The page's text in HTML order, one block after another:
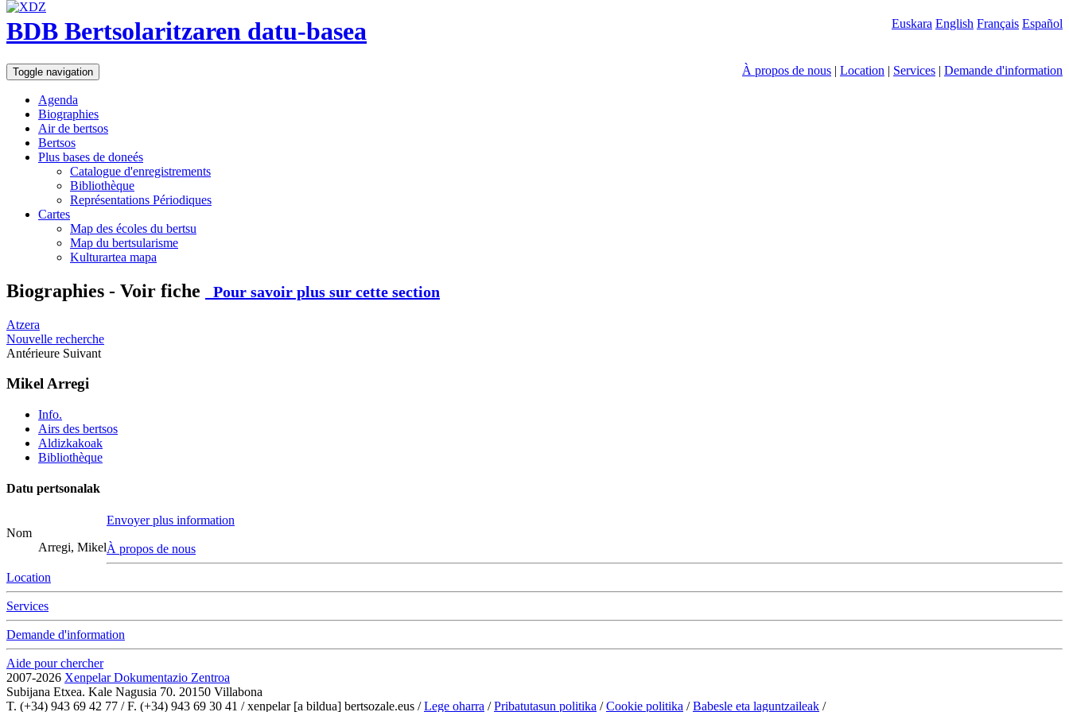
Euskara English Français Español
BDB Bertsolaritzaren datu-basea
À propos de nous | Location | Services | Demande d'information
Toggle navigation
Agenda
Biographies
Air de bertsos
Bertsos
Plus bases de doneés
Catalogue d'enregistrements
Bibliothèque
Représentations Périodiques
Cartes
Map des écoles du bertsu
Map du bertsularisme
Kulturartea mapa
Biographies - Voir fiche Pour savoir plus sur cette section
Atzera
Nouvelle recherche
Antérieure Suivant
Mikel Arregi
Info.
Airs des bertsos
Aldizkakoak
Bibliothèque
Datu pertsonalak
Nom
Arregi, Mikel
Envoyer plus information
À propos de nous
Location
Services
Demande d'information
Aide pour chercher
2007-2026 Xenpelar Dokumentazio Zentroa
Subijana Etxea. Kale Nagusia 70. 20150 Villabona
T. (+34) 943 69 42 77 / F. (+34) 943 69 30 41 / xenpelar [a bildua] bertsozale.eus /Lege oharra /Pribatutasun politika /Cookie politika /Babesle eta laguntzaileak /